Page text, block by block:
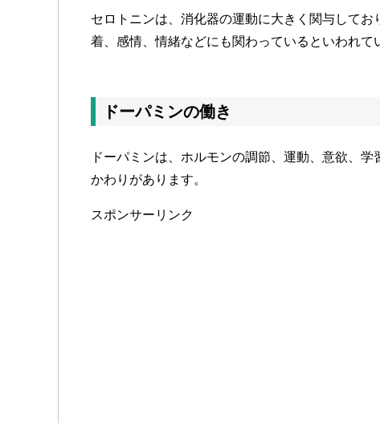
セロトニンは、消化器の運動に大きく関与して
着、感情、情緒などにも関わっているといわれて
ドーパミンの働き
ドーパミンは、ホルモンの調節、運動、意欲、
かわりがあります。
スポンサーリンク